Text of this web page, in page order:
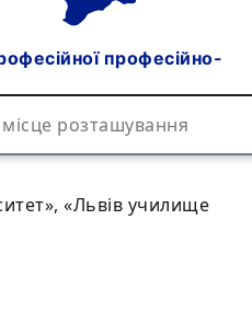
професійно-
«Львів училище